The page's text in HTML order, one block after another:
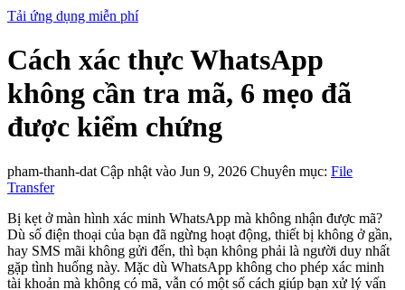
Tải ứng dụng miễn phí
Cách xác thực WhatsApp
không cần tra mã, 6 mẹo đã
được kiểm chứng
pham-thanh-dat Cập nhật vào Jun 9, 2026 Chuyên mục: File
Transfer
Bị kẹt ở màn hình xác minh WhatsApp mà không nhận được mã?
Dù số điện thoại của bạn đã ngừng hoạt động, thiết bị không ở gần,
hay SMS mãi không gửi đến, thì bạn không phải là người duy nhất
gặp tình huống này. Mặc dù WhatsApp không cho phép xác minh
tài khoản mà không có mã, vẫn có một số cách giúp bạn xử lý vấn